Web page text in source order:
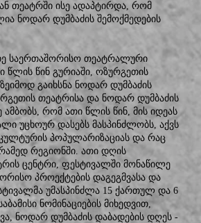
თეატრში ისე ადაპტირდა, რომ
ნოდარ დუმბაძის შემოქმედების
საერთაშორისო თეატრალური
წინ გურიაში, ოზურგეთის
გაიხსნა ნოდარ დუმბაძის
თეატრისა და ნოდარ დუმბაძის
რომ ათი წლის წინ, მის იდეას
უცხოურ დასებს მასპინძლობს, აქვს
პოპულარიზაციას და რაც
რეგიონში. ათი დღის
ცენტრი, ფესტივალში მონაწილე
პროექტების დაგეგმვასა და
უმასპინძლა 15 ქართულ და 6
ნომინაციების მიხედვით,
ნოდარ დუმბაძის დაბადების დღეს -